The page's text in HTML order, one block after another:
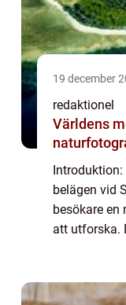
19 december
redaktionel
Världens
belägen vid
besökare en
att utforska.